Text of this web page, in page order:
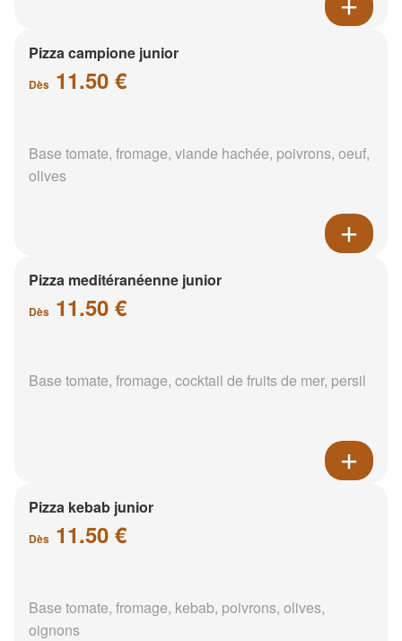
Pizza campione junior
Dès 11.50 €
Base tomate, fromage, viande hachée, poivrons, oeuf,
olives
Pizza meditéranéenne junior
Dès 11.50 €
Base tomate, fromage, cocktail de fruits de mer, persil
Pizza kebab junior
Dès 11.50 €
Base tomate, fromage, kebab, poivrons, olives,
oignons